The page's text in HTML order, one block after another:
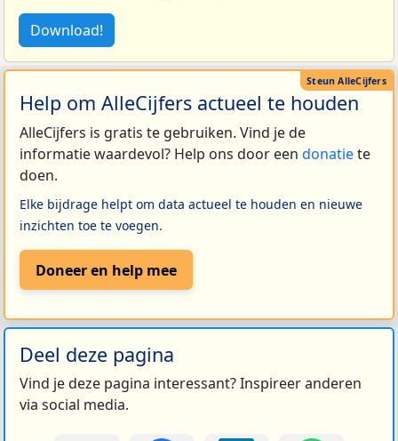
Download!
Help om AlleCijfers actueel te houden
AlleCijfers is gratis te gebruiken. Vind je de
informatie waardevol? Help ons door een donatiete
doen.
Elke bijdrage helpt om data actueel te houden en nieuwe
inzichten toe te voegen.
Doneer en help mee
Deel deze pagina
Vind je deze pagina interessant? Inspireer anderen
via social media.